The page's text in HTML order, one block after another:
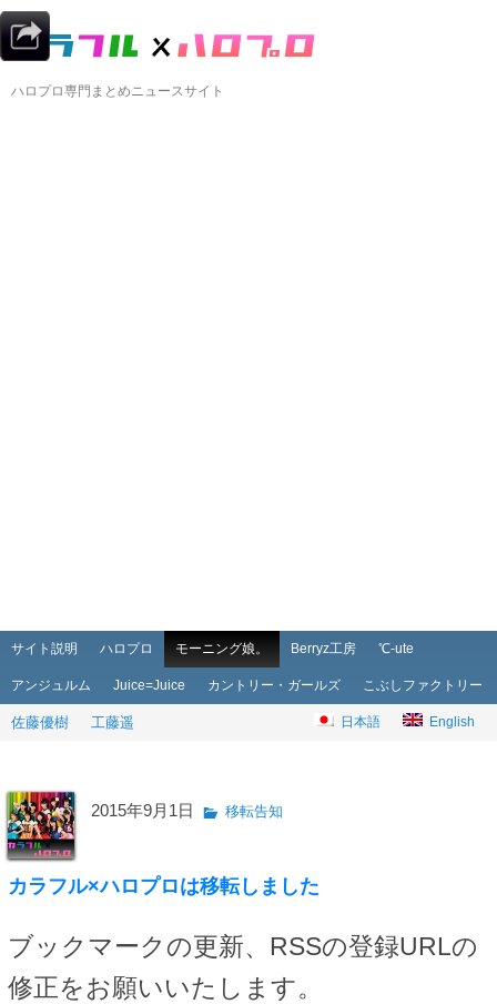
ハロプロ専門まとめニュースサイト
メインメニュー
メインコンテンツへ移動
サブコンテンツへ移動
サイト説明 ハロプロ モーニング娘。 Berryz工房 ℃-ute
アンジュルム Juice=Juice カントリー・ガールズ こぶしファクトリー
佐藤優樹 工藤遥 日本語 English
2015年9月1日 移転告知
カラフル×ハロプロは移転しました
ブックマークの更新、RSSの登録URLの
修正をお願いいたします。